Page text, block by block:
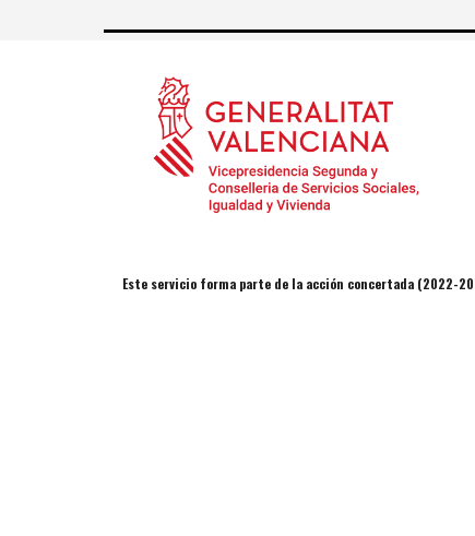
Este servicio forma parte de la acción concertada (2022-